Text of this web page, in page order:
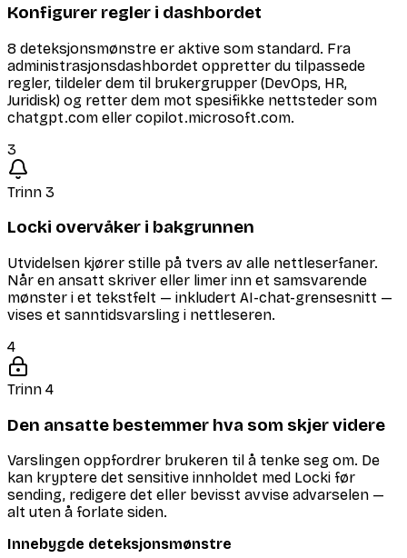
Konfigurer regler i dashbordet
8 deteksjonsmønstre er aktive som standard. Fra
administrasjonsdashbordet oppretter du tilpassede
regler, tildeler dem til brukergrupper (DevOps, HR,
Juridisk) og retter dem mot spesifikke nettsteder som
chatgpt.com eller copilot.microsoft.com.
3
Trinn 3
Locki overvåker i bakgrunnen
Utvidelsen kjører stille på tvers av alle nettleserfaner.
Når en ansatt skriver eller limer inn et samsvarende
mønster i et tekstfelt — inkludert AI-chat-grensesnitt —
vises et sanntidsvarsling i nettleseren.
4
Trinn 4
Den ansatte bestemmer hva som skjer videre
Varslingen oppfordrer brukeren til å tenke seg om. De
kan kryptere det sensitive innholdet med Locki før
sending, redigere det eller bevisst avvise advarselen —
alt uten å forlate siden.
Innebygde deteksjonsmønstre